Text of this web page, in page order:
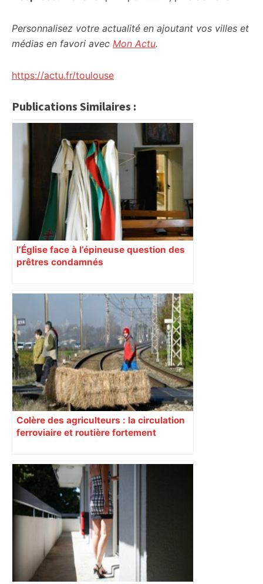
Personnalisez votre actualité en ajoutant vos villes et
médias en favori avec Mon Actu.
https://actu.fr/toulouse
Publications Similaires :
l’Église face à l’épineuse question des
prêtres condamnés
Colère des agriculteurs : la circulation
ferroviaire et routière fortement